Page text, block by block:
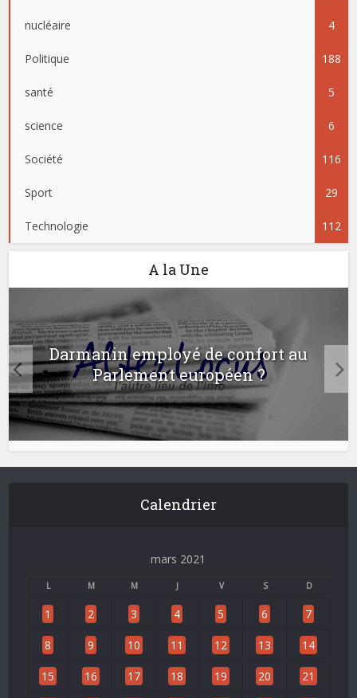
nucléaire 4
Politique 188
santé 5
science 6
Société 116
Sport 29
Technologie 112
A la Une
Darmanin employé de confort au
Parlement européen ?
Calendrier
mars 2021
L M M J V S D
1 2 3 4 5 6 7
8 9 10 11 12 13 14
15 16 17 18 19 20 21